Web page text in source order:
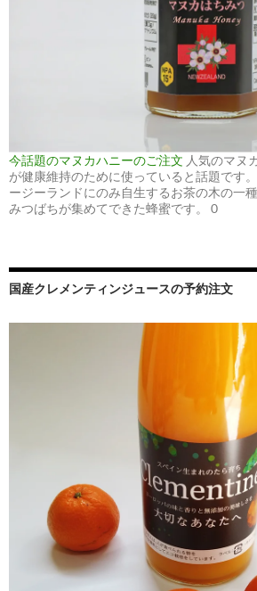
今話題のマヌカハニーのご注文 人気のマヌ
が健康維持のために使っていると話題です
ージーランドにのみ自生するお茶の木の一
みつばちが集めてできた蜂蜜です。 0
国産クレメンティンジュースの予約注文